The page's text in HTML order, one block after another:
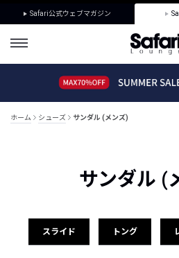
Safari公式ウェブマガジン
ホーム シューズ サンダル (メンズ)
サンダル (
スライド トング